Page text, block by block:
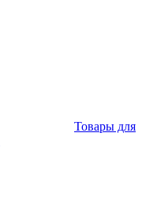
Товары для